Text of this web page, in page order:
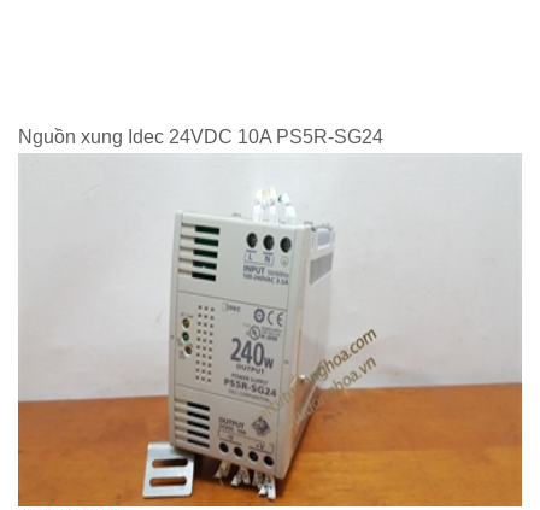
Nguồn xung Idec 24VDC 10A PS5R-SG24